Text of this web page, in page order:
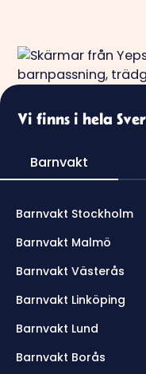
Vi finns i hela
Barnvakt
Barnvakt Stockholm
Barnvakt Malmö
Barnvakt Västerås
Barnvakt Linköping
Barnvakt Lund
Barnvakt Borås